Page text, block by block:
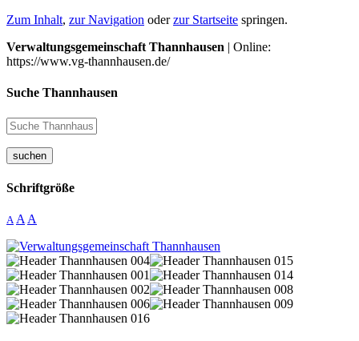
Zum Inhalt, zur Navigation oderzur Startseite springen.
Verwaltungsgemeinschaft Thannhausen | Online:
https://www.vg-thannhausen.de/
Suche Thannhausen
suchen
Schriftgröße
A A A